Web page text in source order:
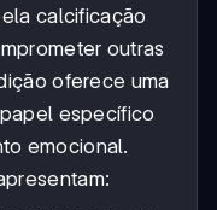
calcificação
outras
oferece uma
específico
emocional.